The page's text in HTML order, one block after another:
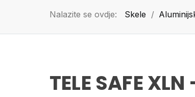
Nalazite se ovdje: Skele
TELE SAFE